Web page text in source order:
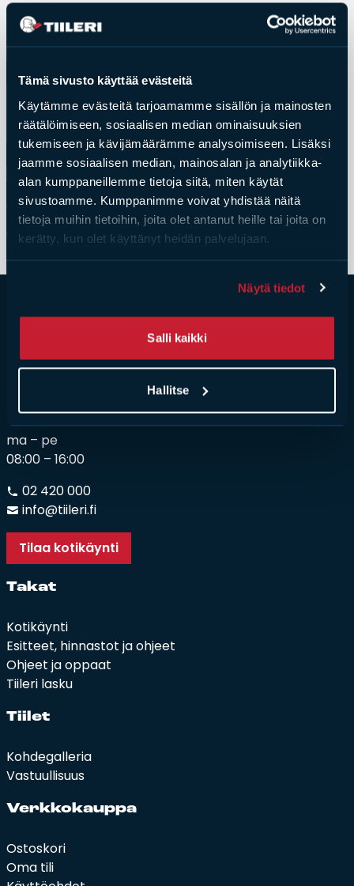
Tämä sivusto käyttää evästeitä
Käytämme evästeitä tarjoamamme sisällön ja mainosten
räätälöimiseen, sosiaalisen median ominaisuuksien
tukemiseen ja kävijämäärämme analysoimiseen. Lisäksi
jaamme sosiaalisen median, mainosalan ja analytiikka-
alan kumppaneillemme tietoja siitä, miten käytät
sivustoamme. Kumppanimme voivat yhdistää näitä
tietoja muihin tietoihin, joita olet antanut heille tai joita on
kerätty, kun olet käyttänyt heidän palvelujaan.
Näytä tiedot
Salli kaikki
Hallitse
Tiilimuurauskannakejärjestelmät
Kohdegalleria
Vastuullisuus
Esitteet
Verkkokauppa
Tulisijatarvikkeet
Kamiinat ja kevyet tulisijat
Kiukaat ja kiuaskivet
Käyttöehdot
Peruuta verkkokauppatilauksesi
Yhteystiedot
Tii­le­ri ka­mii­nat ja kier­toil­ma­
ta­kat
Tiileri kamiinan asennus ja käyttöohje
Hy­vä tie­tää
Asiakkaan velvollisuudet
Asiakkaan velvollisuudet (kamiinat ja
kiertoilmatakat)
Asiakkaan velvollisuudet (piiput)
ma – pe
08:00 – 16:00
02 420 000
info@tiileri.fi
Tilaa kotikäynti
Ta­kat
Kotikäynti
Esitteet, hinnastot ja ohjeet
Ohjeet ja oppaat
Tiileri lasku
Tii­let
Kohdegalleria
Vastuullisuus
Verk­ko­kaup­pa
Ostoskori
Oma tili